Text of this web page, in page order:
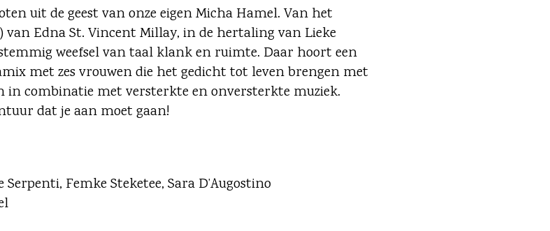
uit de geest van onze eigen Micha Hamel. Van het
van Edna St. Vincent Millay, in de hertaling van Lieke
weefsel van taal klank en ruimte. Daar hoort een
met zes vrouwen die het gedicht tot leven brengen met
in combinatie met versterkte en onversterkte muziek.
dat je aan moet gaan!
Femke Steketee, Sara D’Augostino